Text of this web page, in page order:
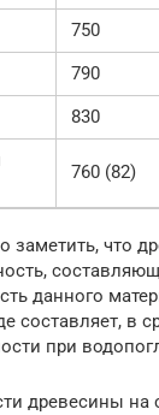
750
790
830
760 (82)
заметить, что
данного
составляет, в
при
древесины на